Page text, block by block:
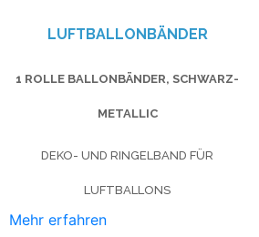
LUFTBALLONBÄNDER
1 ROLLE BALLONBÄNDER, SCHWARZ-
METALLIC
DEKO- UND RINGELBAND FÜR
LUFTBALLONS
Mehr erfahren